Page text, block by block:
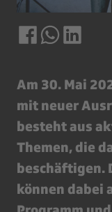
Am 30. Mai
mit neuer
besteht aus
Themen, die
beschäftigen.
können dabei